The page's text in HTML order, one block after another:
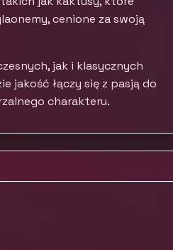
cenione za swoją
jak i klasycznych
jakość łączy się z pasją do
charakteru.